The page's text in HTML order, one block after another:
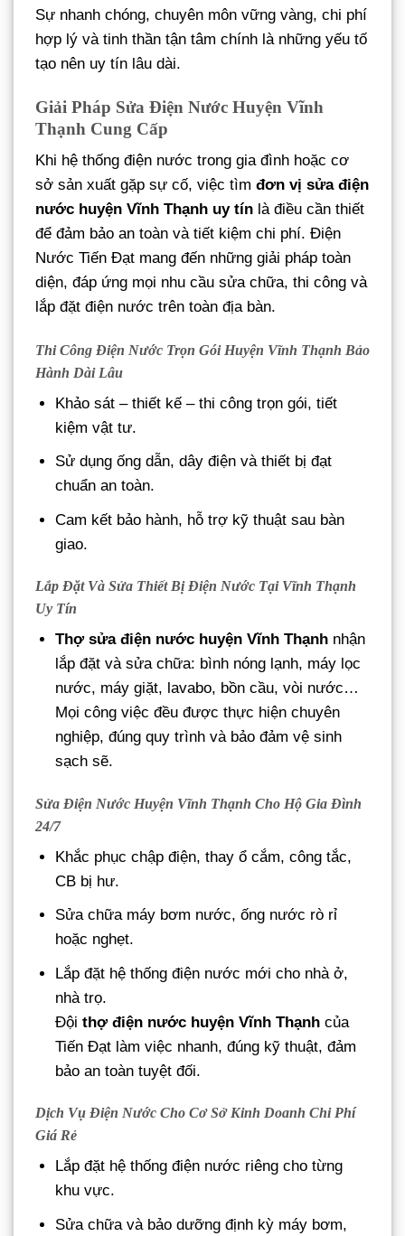
Sự nhanh chóng, chuyên môn vững vàng, chi phí
hợp lý và tinh thần tận tâm chính là những yếu tố
tạo nên uy tín lâu dài.
Giải Pháp Sửa Điện Nước Huyện Vĩnh
Thạnh Cung Cấp
Khi hệ thống điện nước trong gia đình hoặc cơ
sở sản xuất gặp sự cố, việc tìm đơn vị sửa điện
nước huyện Vĩnh Thạnh uy tín là điều cần thiết
để đảm bảo an toàn và tiết kiệm chi phí. Điện
Nước Tiến Đạt mang đến những giải pháp toàn
diện, đáp ứng mọi nhu cầu sửa chữa, thi công và
lắp đặt điện nước trên toàn địa bàn.
Thi Công Điện Nước Trọn Gói Huyện Vĩnh Thạnh Bảo
Hành Dài Lâu
Khảo sát – thiết kế – thi công trọn gói, tiết
kiệm vật tư.
Sử dụng ống dẫn, dây điện và thiết bị đạt
chuẩn an toàn.
Cam kết bảo hành, hỗ trợ kỹ thuật sau bàn
giao.
Lắp Đặt Và Sửa Thiết Bị Điện Nước Tại Vĩnh Thạnh
Uy Tín
Thợ sửa điện nước huyện Vĩnh Thạnh nhận
lắp đặt và sửa chữa: bình nóng lạnh, máy lọc
nước, máy giặt, lavabo, bồn cầu, vòi nước…
Mọi công việc đều được thực hiện chuyên
nghiệp, đúng quy trình và bảo đảm vệ sinh
sạch sẽ.
Sửa Điện Nước Huyện Vĩnh Thạnh Cho Hộ Gia Đình
24/7
Khắc phục chập điện, thay ổ cắm, công tắc,
CB bị hư.
Sửa chữa máy bơm nước, ống nước rò rỉ
hoặc nghẹt.
Lắp đặt hệ thống điện nước mới cho nhà ở,
nhà trọ.
Độithợ điện nước huyện Vĩnh Thạnh của
Tiến Đạt làm việc nhanh, đúng kỹ thuật, đảm
bảo an toàn tuyệt đối.
Dịch Vụ Điện Nước Cho Cơ Sở Kinh Doanh Chi Phí
Giá Rẻ
Lắp đặt hệ thống điện nước riêng cho từng
khu vực.
Sửa chữa và bảo dưỡng định kỳ máy bơm,